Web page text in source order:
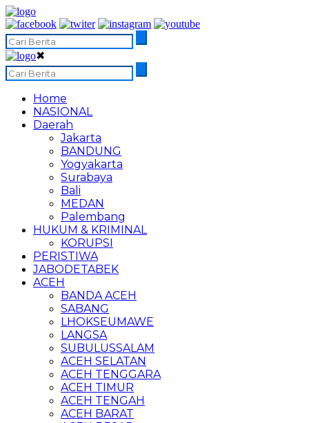
✖
Home
NASIONAL
Daerah
Jakarta
BANDUNG
Yogyakarta
Surabaya
Bali
MEDAN
Palembang
HUKUM & KRIMINAL
KORUPSI
PERISTIWA
JABODETABEK
ACEH
BANDA ACEH
SABANG
LHOKSEUMAWE
LANGSA
SUBULUSSALAM
ACEH SELATAN
ACEH TENGGARA
ACEH TIMUR
ACEH TENGAH
ACEH BARAT